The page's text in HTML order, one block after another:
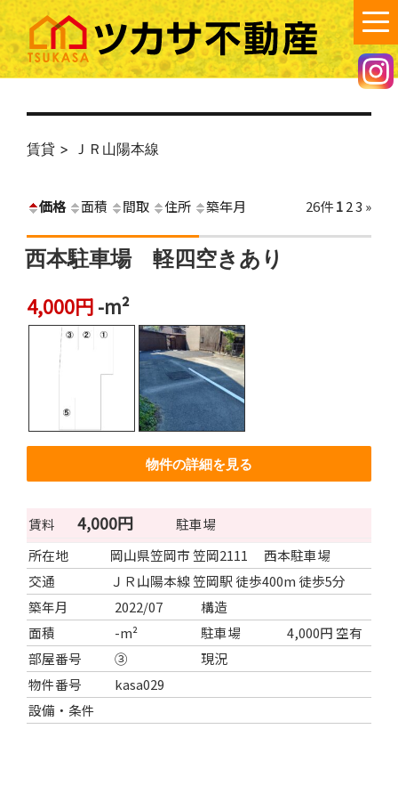
コ
ン
テ
ン
ツカサ不動産
笠岡市で不動産の賃貸・売買・空き家管理のご相談は、ツカサ不動産
賃貸 > ＪＲ山陽本線
価格 面積 間取 住所 築年月 26件123 »
西本駐車場 軽四空きあり
4,000円 -m²
物件の詳細を見る
賃料 4,000円
駐車場
所在地
岡山県笠岡市 笠岡2111 西本駐車場
交通
ＪＲ山陽本線 笠岡駅 徒歩400m 徒歩5分
築年月
2022/07
構造
面積
-m² 駐車場
4,000円 空有
部屋番号
③
現況
物件番号
kasa029
設備・条件